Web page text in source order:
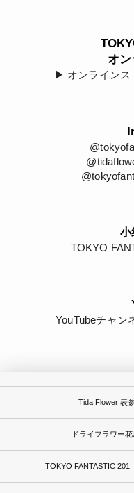
オ
▶︎ オンラインス
小
TOKYO
YouTubeチャン
Tida Flower 表
ドライフラワー
TOKYO FANTASTIC 201